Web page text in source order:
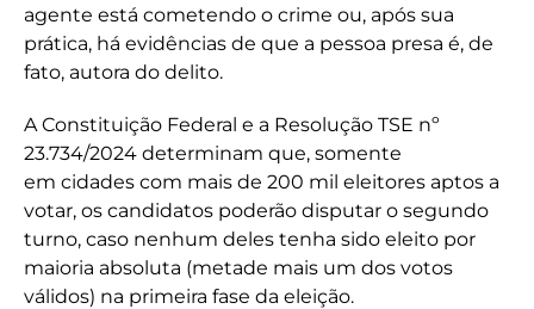
agente está cometendo o crime ou, após sua
prática, há evidências de que a pessoa presa é, de
fato, autora do delito.
A Constituição Federal e a Resolução TSE nº
23.734/2024 determinam que, somente
em cidades com mais de 200 mil eleitores aptos a
votar, os candidatos poderão disputar o segundo
turno, caso nenhum deles tenha sido eleito por
maioria absoluta (metade mais um dos votos
válidos) na primeira fase da eleição.